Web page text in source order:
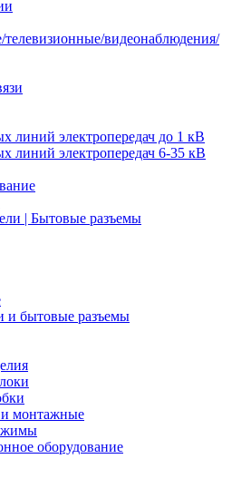
телевизионные/видеонаблюдения/
линий электропередач до 1 кВ
линий электропередач 6-35 кВ
| Бытовые разъемы
и бытовые разъемы
и монтажные
оборудование